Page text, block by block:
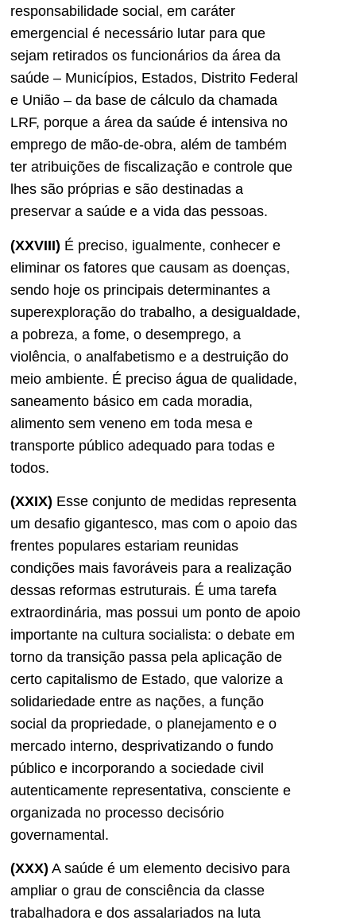
responsabilidade social, em caráter
emergencial é necessário lutar para que
sejam retirados os funcionários da área da
saúde – Municípios, Estados, Distrito Federal
e União – da base de cálculo da chamada
LRF, porque a área da saúde é intensiva no
emprego de mão-de-obra, além de também
ter atribuições de fiscalização e controle que
lhes são próprias e são destinadas a
preservar a saúde e a vida das pessoas.
(XXVIII) É preciso, igualmente, conhecer e
eliminar os fatores que causam as doenças,
sendo hoje os principais determinantes a
superexploração do trabalho, a desigualdade,
a pobreza, a fome, o desemprego, a
violência, o analfabetismo e a destruição do
meio ambiente. É preciso água de qualidade,
saneamento básico em cada moradia,
alimento sem veneno em toda mesa e
transporte público adequado para todas e
todos.
(XXIX) Esse conjunto de medidas representa
um desafio gigantesco, mas com o apoio das
frentes populares estariam reunidas
condições mais favoráveis para a realização
dessas reformas estruturais. É uma tarefa
extraordinária, mas possui um ponto de apoio
importante na cultura socialista: o debate em
torno da transição passa pela aplicação de
certo capitalismo de Estado, que valorize a
solidariedade entre as nações, a função
social da propriedade, o planejamento e o
mercado interno, desprivatizando o fundo
público e incorporando a sociedade civil
autenticamente representativa, consciente e
organizada no processo decisório
governamental.
(XXX) A saúde é um elemento decisivo para
ampliar o grau de consciência da classe
trabalhadora e dos assalariados na luta